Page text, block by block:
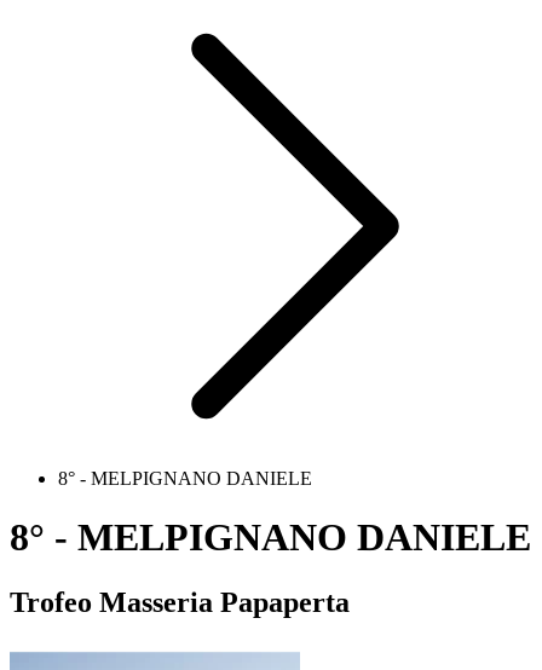
8° - MELPIGNANO DANIELE
8° - MELPIGNANO DANIELE
Trofeo Masseria Papaperta